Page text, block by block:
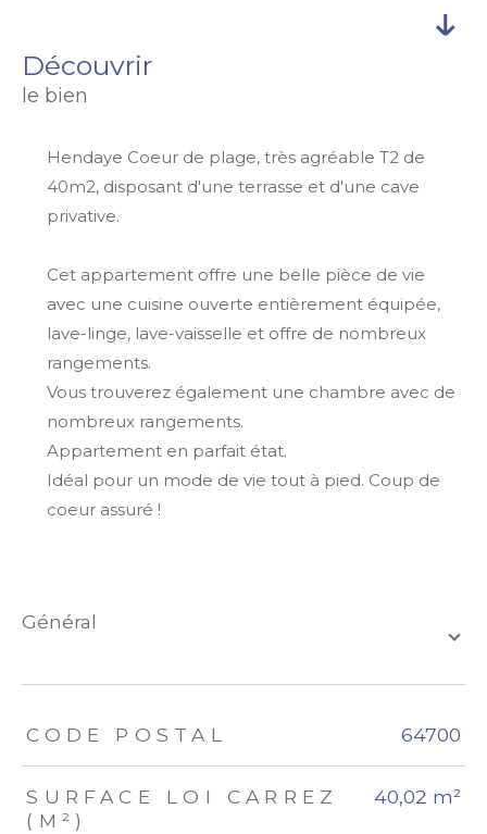
découvrir
le bien
Hendaye Coeur de plage, très agréable T2 de
40m2, disposant d'une terrasse et d'une cave
privative.
Cet appartement offre une belle pièce de vie
avec une cuisine ouverte entièrement équipée,
lave-linge, lave-vaisselle et offre de nombreux
rangements.
Vous trouverez également une chambre avec de
nombreux rangements.
Appartement en parfait état.
Idéal pour un mode de vie tout à pied. Coup de
coeur assuré !
général
TRAD_ZEPHYR_Caracteristique TRAD_ZEPHYR_Valeurs
CODE POSTAL 64700
SURFACE LOI CARREZ
(M²)
40,02 m²